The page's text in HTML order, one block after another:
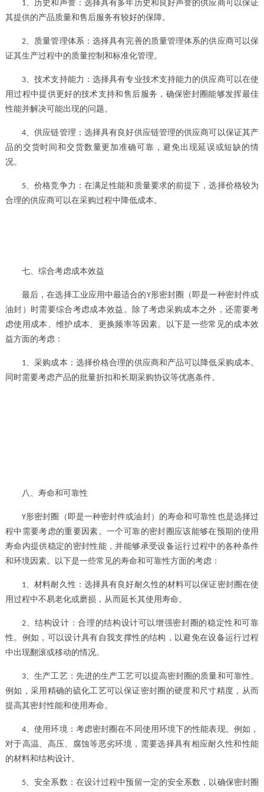
1、 历史和声誉：选择具有多年历史和良好声誉的供应商可以保证
其提供的产品质量和售后服务有较好的保障。
2、 质量管理体系：选择具有完善的质量管理体系的供应商可以保
证其生产过程中的质量控制和标准化管理。
3、技术支持能力：选择具有专业技术支持能力的供应商可以在使
用过程中提供更好的技术支持和售后服务，确保密封圈能够发挥最佳
性能并解决可能出现的问题。
4、供应链管理：选择具有良好供应链管理的供应商可以保证其产
品的交货时间和交货数量更加准确可靠，避免出现延误或短缺的情
况。
5、价格竞争力：在满足性能和质量要求的前提下，选择价格较为
合理的供应商可以在采购过程中降低成本。
七、综合考虑成本效益
最后，在选择工业应用中最适合的Y形密封圈（即是一种密封件或
油封） 时需要综合考虑成本效益。除了考虑采购成本之外，还需要考
虑使用成本、维护成本、更换频率等因素。以下是一些常见的成本效
益方面的考虑：
1、采购成本：选择价格合理的供应商和产品可以降低采购成本。
同时需要考虑产品的批量折扣和长期采购协议等优惠条件。
八、寿命和可靠性
Y形密封圈（即是一种密封件或油封） 的寿命和可靠性也是选择过
程中需要考虑的重要因素。一个可靠的密封圈应该能够在预期的使用
寿命内提供稳定的密封性能，并能够承受设备运行过程中的各种条件
和环境因素。以下是一些常见的寿命和可靠性方面的考虑：
1、材料耐久性：选择具有良好耐久性的材料可以保证密封圈在使
用过程中不易老化或磨损，从而延长其使用寿命。
2、结构设计：合理的结构设计可以增强密封圈的稳定性和可靠
性。例如，可以设计具有自我支撑性的结构，以避免在设备运行过程
中出现翻滚或移动的情况。
3、生产工艺：先进的生产工艺可以提高密封圈的质量和可靠性。
例如，采用精确的硫化工艺可以保证密封圈的硬度和尺寸精度，从而
提高其密封性能和使用寿命。
4、使用环境：考虑密封圈在不同使用环境下的性能表现。例如，
对于高温、高压、腐蚀等恶劣环境，需要选择具有相应耐久性和性能
的材料和结构设计。
5、安全系数：在设计过程中预留一定的安全系数，以确保密封圈